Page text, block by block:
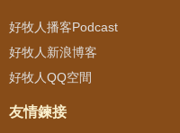
好牧人播客Podcast
好牧人新浪博客
好牧人QQ空間
友情鍊接